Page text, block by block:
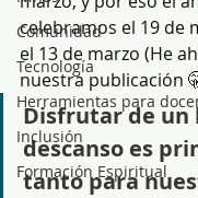
Comunidad
Tecnología
Herramientas para
Inclusión
Formación Espiritual
celebramos el 19 de
el 13 de marzo (He
nuestra publicación
Disfrutar de un
descanso es
tanto para